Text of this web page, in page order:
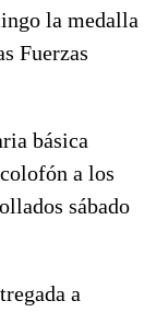
la medalla
Fuerzas
básica
a los
sábado
a